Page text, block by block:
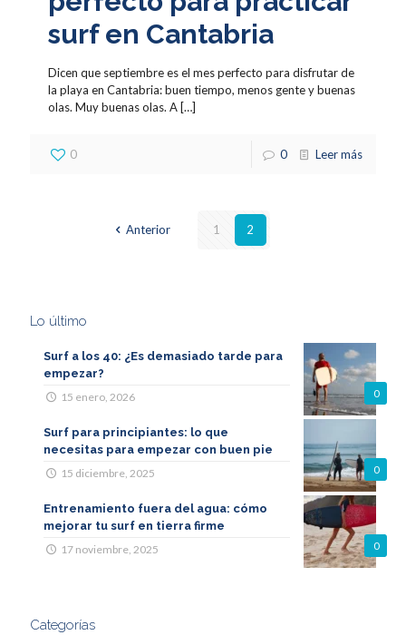
surf en Cantabria
Dicen que septiembre es el mes perfecto para disfrutar de
la playa en Cantabria: buen tiempo, menos gente y buenas
olas. Muy buenas olas. A […]
0 0 Leer más
Anterior 1 2
Lo último
0
Surf a los 40: ¿Es demasiado tarde para
empezar?
15 enero, 2026
0
Surf para principiantes: lo que
necesitas para empezar con buen pie
15 diciembre, 2025
0
Entrenamiento fuera del agua: cómo
mejorar tu surf en tierra firme
17 noviembre, 2025
Categorías